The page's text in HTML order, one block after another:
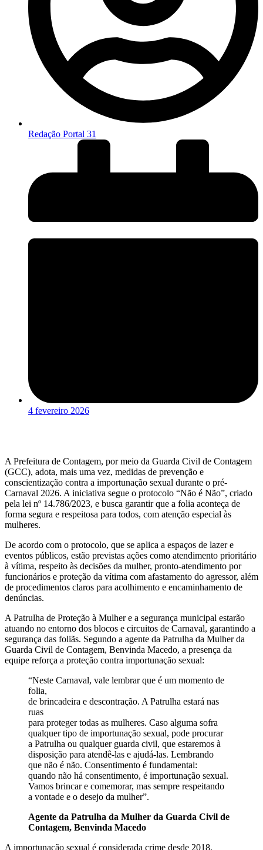
Redação Portal 31
4 fevereiro 2026
A Prefeitura de Contagem, por meio da Guarda Civil de Contagem
(GCC), adota, mais uma vez, medidas de prevenção e
conscientização contra a importunação sexual durante o pré-
Carnaval 2026. A iniciativa segue o protocolo “Não é Não”, criado
pela lei nº 14.786/2023, e busca garantir que a folia aconteça de
forma segura e respeitosa para todos, com atenção especial às
mulheres.
De acordo com o protocolo, que se aplica a espaços de lazer e
eventos públicos, estão previstas ações como atendimento prioritário
à vítima, respeito às decisões da mulher, pronto-atendimento por
funcionários e proteção da vítima com afastamento do agressor, além
de procedimentos claros para acolhimento e encaminhamento de
denúncias.
A Patrulha de Proteção à Mulher e a segurança municipal estarão
atuando no entorno dos blocos e circuitos de Carnaval, garantindo a
segurança das foliãs. Segundo a agente da Patrulha da Mulher da
Guarda Civil de Contagem, Benvinda Macedo, a presença da
equipe reforça a proteção contra importunação sexual:
“Neste Carnaval, vale lembrar que é um momento de
folia,
de brincadeira e descontração. A Patrulha estará nas
ruas
para proteger todas as mulheres. Caso alguma sofra
qualquer tipo de importunação sexual, pode procurar
a Patrulha ou qualquer guarda civil, que estaremos à
disposição para atendê-las e ajudá-las. Lembrando
que não é não. Consentimento é fundamental:
quando não há consentimento, é importunação sexual.
Vamos brincar e comemorar, mas sempre respeitando
a vontade e o desejo da mulher”.
Agente da Patrulha da Mulher da Guarda Civil de
Contagem, Benvinda Macedo
A importunação sexual é considerada crime desde 2018,